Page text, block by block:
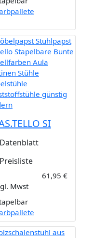
SI
Datenblatt
Preisliste
61,95 €
Mwst